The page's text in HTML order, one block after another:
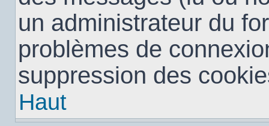
un administrateur du
problèmes de
suppression des
Haut